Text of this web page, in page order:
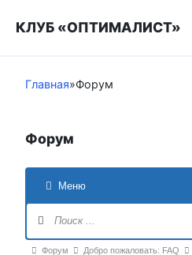
КЛУБ «ОПТИМАЛИСТ»
Главная»Форум
Форум
Меню
Форума
Форум
Форум Добро пожаловать: FAQ